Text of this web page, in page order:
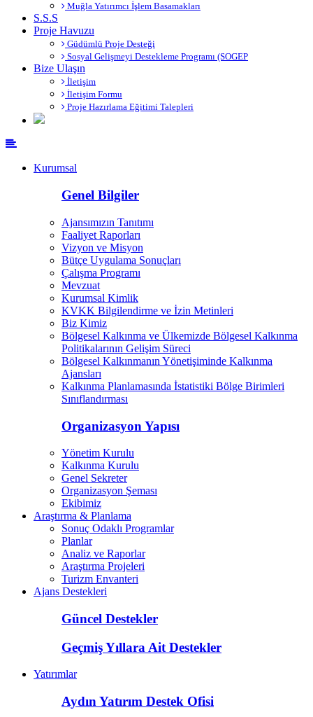
Muğla Yatırımcı İşlem Basamakları
S.S.S
Proje Havuzu
Güdümlü Proje Desteği
Sosyal Gelişmeyi Destekleme Programı (SOGEP
Bize Ulaşın
İletişim
İletişim Formu
Proje Hazırlama Eğitimi Talepleri
Kurumsal
Genel Bilgiler
Ajansımızın Tanıtımı
Faaliyet Raporları
Vizyon ve Misyon
Bütçe Uygulama Sonuçları
Çalışma Programı
Mevzuat
Kurumsal Kimlik
KVKK Bilgilendirme ve İzin Metinleri
Biz Kimiz
Bölgesel Kalkınma ve Ülkemizde Bölgesel Kalkınma
Politikalarının Gelişim Süreci
Bölgesel Kalkınmanın Yönetişiminde Kalkınma
Ajansları
Kalkınma Planlamasında İstatistiki Bölge Birimleri
Sınıflandırması
Organizasyon Yapısı
Yönetim Kurulu
Kalkınma Kurulu
Genel Sekreter
Organizasyon Şeması
Ekibimiz
Araştırma & Planlama
Sonuç Odaklı Programlar
Planlar
Analiz ve Raporlar
Araştırma Projeleri
Turizm Envanteri
Ajans Destekleri
Güncel Destekler
Geçmiş Yıllara Ait Destekler
Yatırımlar
Aydın Yatırım Destek Ofisi